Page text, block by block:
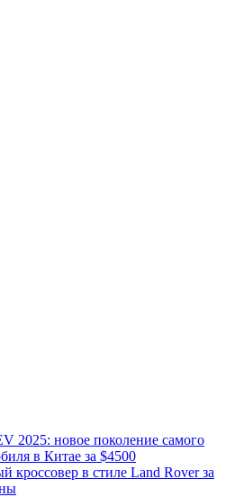
2025: новое поколение самого
в Китае за $4500
кроссовер в стиле Land Rover за